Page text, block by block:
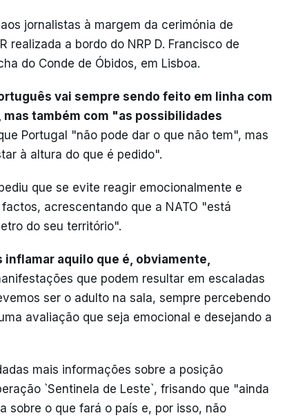
jornalistas à margem da cerimónia de
realizada a bordo do NRP D. Francisco de
do Conde de Óbidos, em Lisboa.
vai sempre sendo feito em linha com
também com "as possibilidades
Portugal "não pode dar o que não tem", mas
à altura do que é pedido".
que se evite reagir emocionalmente e
acrescentando que a NATO "está
do seu território".
inflamar aquilo que é, obviamente,
que podem resultar em escaladas
ser o adulto na sala, sempre percebendo
avaliação que seja emocional e desejando a
mais informações sobre a posição
`Sentinela de Leste`, frisando que "ainda
sobre o que fará o país e, por isso, não